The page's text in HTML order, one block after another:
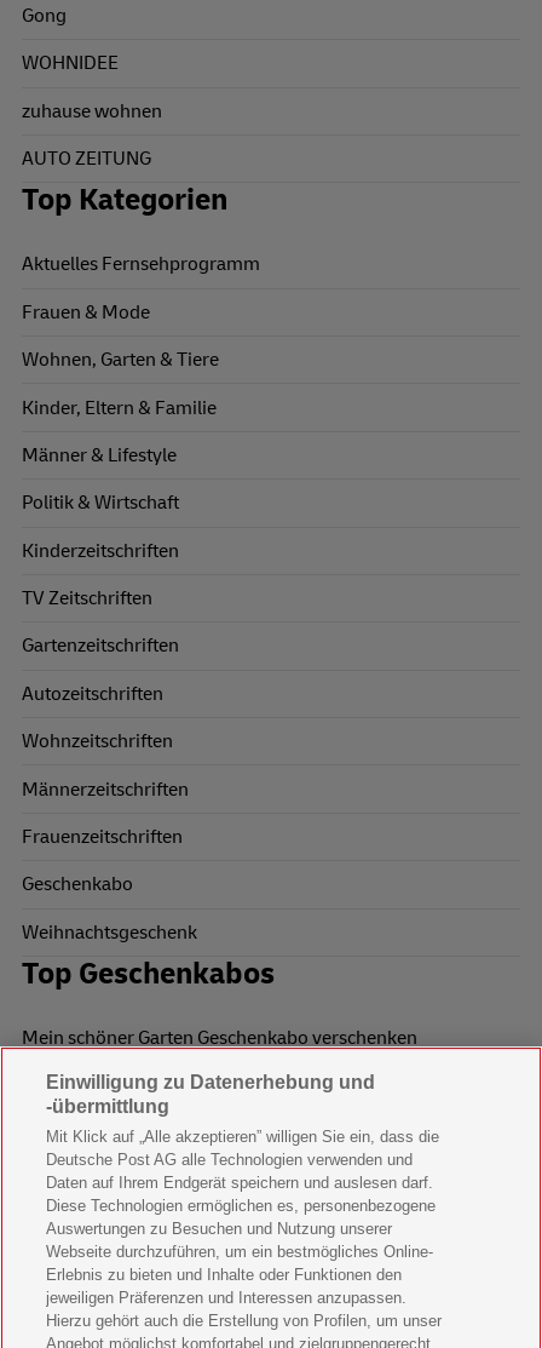
Gong
WOHNIDEE
zuhause wohnen
AUTO ZEITUNG
Top Kategorien
Aktuelles Fernsehprogramm
Frauen & Mode
Wohnen, Garten & Tiere
Kinder, Eltern & Familie
Männer & Lifestyle
Politik & Wirtschaft
Kinderzeitschriften
TV Zeitschriften
Gartenzeitschriften
Autozeitschriften
Wohnzeitschriften
Männerzeitschriften
Frauenzeitschriften
Geschenkabo
Weihnachtsgeschenk
Top Geschenkabos
Mein schöner Garten Geschenkabo verschenken
Wohnen & Garten Geschenkabo verschenken
Mein schönes Land Geschenkabo verschenken
Bild der Frau Geschenkabo verschenken
11 Freunde Geschenkabo verschenken
LEGO Ninjago Magazin Geschenkabo verschenken
Brigitte Geschenkabo verschenken
Einwilligung zu Datenerhebung und
-übermittlung
Mit Klick auf „Alle akzeptieren” willigen Sie ein, dass die
Deutsche Post AG alle Technologien verwenden und
Daten auf Ihrem Endgerät speichern und auslesen darf.
Diese Technologien ermöglichen es, personenbezogene
Auswertungen zu Besuchen und Nutzung unserer
Webseite durchzuführen, um ein bestmögliches Online-
Erlebnis zu bieten und Inhalte oder Funktionen den
jeweiligen Präferenzen und Interessen anzupassen.
Hierzu gehört auch die Erstellung von Profilen, um unser
Angebot möglichst komfortabel und zielgruppengerecht